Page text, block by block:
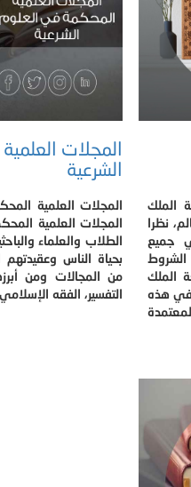
الملك
نظرا
جميع
الشروط
الملك
في هذه
المجلات
الشرعية
المجلات العلمية
المجلات العلمية
الطلاب والعلماء
بحياة الناس وعقيدتهم
من المجالات ومن
التفسير، الفقه